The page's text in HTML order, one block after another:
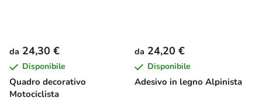
Quadro decorativo
Motociclista
da 24,30 €
Disponibile
Adesivo in legno Alpinista
da 24,20 €
Disponibile